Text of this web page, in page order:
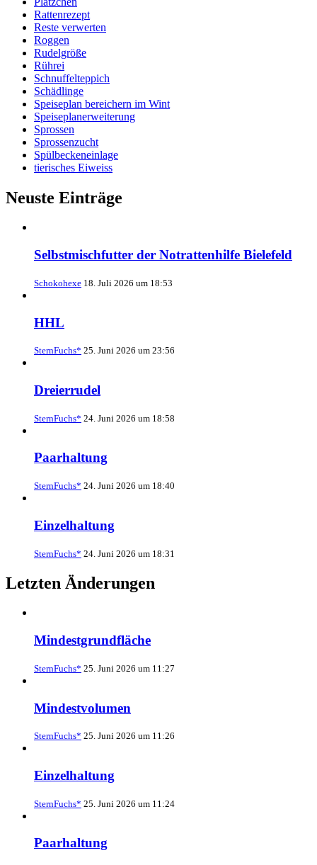
Rattenrezept
Reste verwerten
Roggen
Rudelgröße
Rührei
Schnuffelteppich
Schädlinge
Speiseplan bereichern im Wint
Speiseplanerweiterung
Sprossen
Sprossenzucht
Spülbeckeneinlage
tierisches Eiweiss
Neuste Einträge
Selbstmischfutter der Notrattenhilfe Bielefeld
Schokohexe 18. Juli 2026 um 18:53
HHL
SternFuchs* 25. Juni 2026 um 23:56
Dreierrudel
SternFuchs* 24. Juni 2026 um 18:58
Paarhaltung
SternFuchs* 24. Juni 2026 um 18:40
Einzelhaltung
SternFuchs* 24. Juni 2026 um 18:31
Letzten Änderungen
Mindestgrundfläche
SternFuchs* 25. Juni 2026 um 11:27
Mindestvolumen
SternFuchs* 25. Juni 2026 um 11:26
Einzelhaltung
SternFuchs* 25. Juni 2026 um 11:24
Paarhaltung